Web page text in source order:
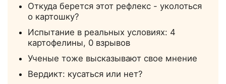
Откуда берется этот рефлекс - уколоться
о картошку?
Испытание в реальных условиях: 4
картофелины, 0 взрывов
Ученые тоже высказывают свое мнение
Вердикт: кусаться или нет?